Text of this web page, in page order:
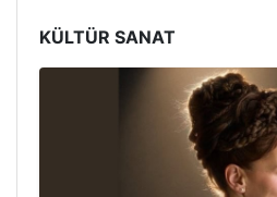
KÜLTÜR SANAT